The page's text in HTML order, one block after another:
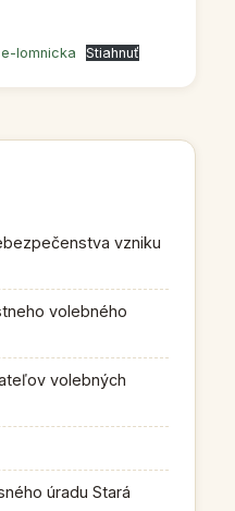
lomnicka Stiahnuť
vzniku
volebného
volebných
úradu Stará